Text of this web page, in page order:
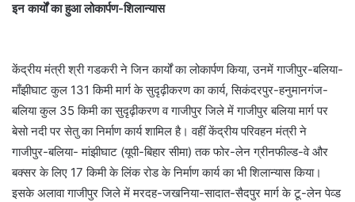
इन कार्यों का हुआ लोकार्पण-शिलान्यास
केंद्रीय मंत्री श्री गडकरी ने जिन कार्यों का लोकार्पण किया, उनमें गाजीपुर-बलिया-
माँझीघाट कुल 131 किमी मार्ग के सुदृढ़ीकरण का कार्य, सिकंदरपुर-हनुमानगंज-
बलिया कुल 35 किमी का सुदृढ़ीकरण व गाजीपुर जिले में गाजीपुर बलिया मार्ग पर
बेसो नदी पर सेतु का निर्माण कार्य शामिल है। वहीं केंद्रीय परिवहन मंत्री ने
गाजीपुर-बलिया- मांझीघाट (यूपी-बिहार सीमा) तक फोर-लेन ग्रीनफील्ड-वे और
बक्सर के लिए 17 किमी के लिंक रोड के निर्माण कार्य का भी शिलान्यास किया।
इसके अलावा गाजीपुर जिले में मरदह-जखनिया-सादात-सैदपुर मार्ग के टू-लेन पेव्ड